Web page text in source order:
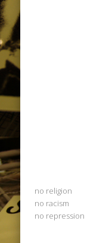
no religion
no racism
no repression